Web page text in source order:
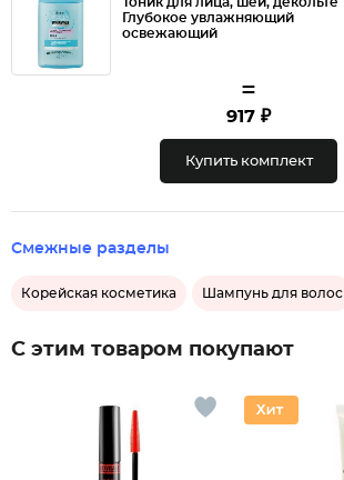
Глубокое увлажняющий
освежающий
=
917 ₽
Купить комплект
Смежные разделы
Корейская косметика Шампунь для волос
С этим товаром покупают